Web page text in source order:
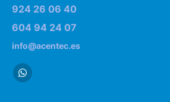
924 26 06 40
604 94 24 07
info@acentec.es